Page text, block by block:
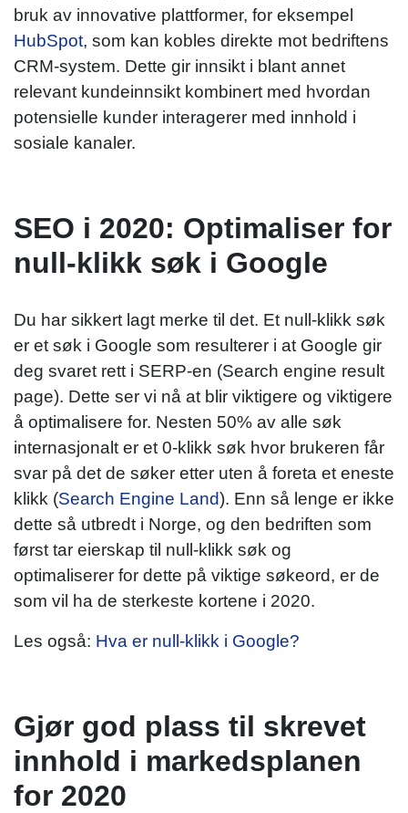
bruk av innovative plattformer, for eksempel
HubSpot, som kan kobles direkte mot bedriftens
CRM-system. Dette gir innsikt i blant annet
relevant kundeinnsikt kombinert med hvordan
potensielle kunder interagerer med innhold i
sosiale kanaler.
SEO i 2020: Optimaliser for
null-klikk søk i Google
Du har sikkert lagt merke til det. Et null-klikk søk
er et søk i Google som resulterer i at Google gir
deg svaret rett i SERP-en (Search engine result
page). Dette ser vi nå at blir viktigere og viktigere
å optimalisere for. Nesten 50% av alle søk
internasjonalt er et 0-klikk søk hvor brukeren får
svar på det de søker etter uten å foreta et eneste
klikk (Search Engine Land). Enn så lenge er ikke
dette så utbredt i Norge, og den bedriften som
først tar eierskap til null-klikk søk og
optimaliserer for dette på viktige søkeord, er de
som vil ha de sterkeste kortene i 2020.
Les også: Hva er null-klikk i Google?
Gjør god plass til skrevet
innhold i markedsplanen
for 2020